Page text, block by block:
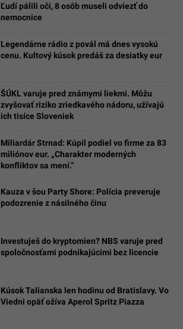
Ľudí pálili oči, 8 osôb museli odviezť do
nemocnice
Legendárne rádio z povál má dnes vysokú
cenu. Kultový kúsok predáš za desiatky eur
ŠÚKL varuje pred známymi liekmi. Môžu
zvyšovať riziko zriedkavého nádoru, užívajú
ich tisíce Sloveniek
Miliardár Strnad: Kúpil podiel vo firme za 83
miliónov eur. „Charakter moderných
konfliktov sa mení.“
Kauza v šou Party Shore: Polícia preveruje
podozrenie z násilného činu
Investuješ do kryptomien? NBS varuje pred
spoločnosťami podnikajúcimi bez licencie
Kúsok Talianska len hodinu od Bratislavy. Vo
Viedni opäť ožíva Aperol Spritz Piazza